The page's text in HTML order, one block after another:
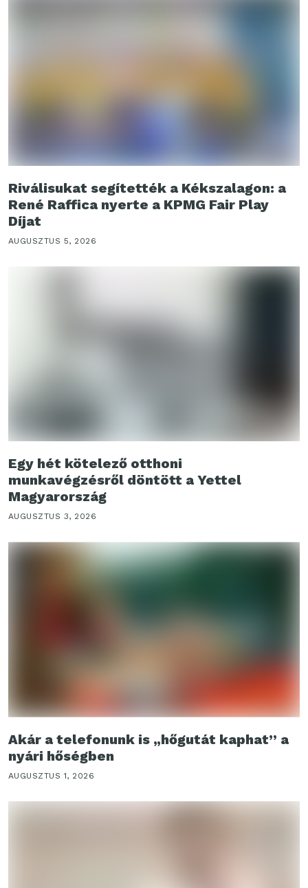
Riválisukat segítették a Kékszalagon: a
René Raffica nyerte a KPMG Fair Play
Díjat
AUGUSZTUS 5, 2026
Egy hét kötelező otthoni
munkavégzésről döntött a Yettel
Magyarország
AUGUSZTUS 3, 2026
Akár a telefonunk is „hőgutát kaphat” a
nyári hőségben
AUGUSZTUS 1, 2026